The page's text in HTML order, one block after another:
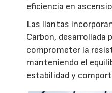
eficiencia en
Las llantas
Carbon, desarrollada
comprometer la
manteniendo el
estabilidad y